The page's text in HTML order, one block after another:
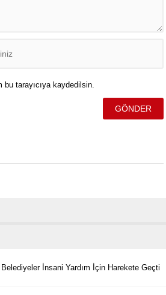
tarayıcıya kaydedilsin.
Belediyeler İnsani Yardım İçin Harekete Geçti